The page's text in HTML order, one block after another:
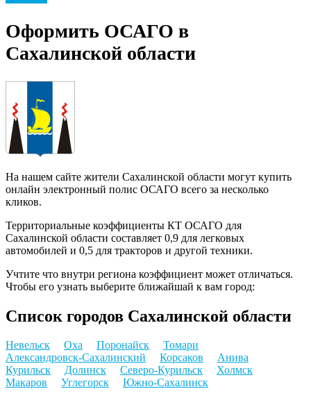
Оформить ОСАГО в
Сахалинской области
На нашем сайте жители Сахалинской области могут купить
онлайн электронный полис ОСАГО всего за несколько
кликов.
Территориальные коэффициенты КТ ОСАГО для
Сахалинской области составляет 0,9 для легковых
автомобилей и 0,5 для тракторов и другой техники.
Учтите что внутри региона коэффициент может отличаться.
Чтобы его узнать выберите ближайшай к вам город:
Список городов Сахалинской области
Невельск Оха Поронайск
Томари
Александровск-Сахалинский
Корсаков
Анива
Курильск
Долинск Северо-Курильск
Холмск
Макаров
Углегорск Южно-Сахалинск